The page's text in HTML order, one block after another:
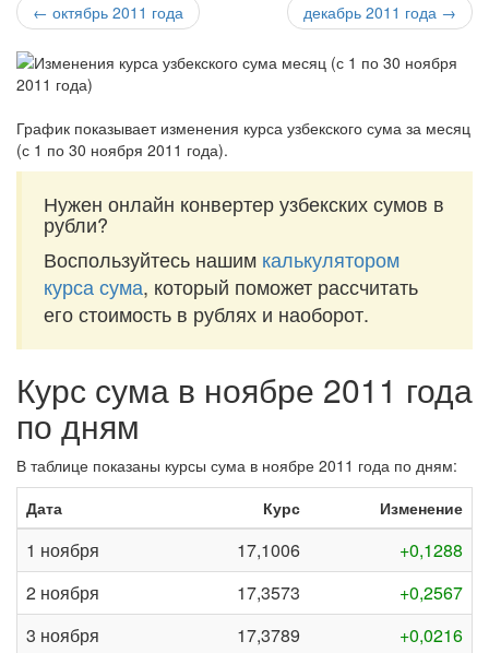
← октябрь 2011 года декабрь 2011 года →
График показывает изменения курса узбекского сума за месяц
(с 1 по 30 ноября 2011 года).
Нужен онлайн конвертер узбекских сумов в
рубли?
Воспользуйтесь нашим калькулятором
курса сума, который поможет рассчитать
его стоимость в рублях и наоборот.
Курс сума в ноябре 2011 года
по дням
В таблице показаны курсы сума в ноябре 2011 года по дням:
Дата
Курс Изменение
1 ноября 17,1006
+0,1288
2 ноября
17,3573
+0,2567
3 ноября
17,3789
+0,0216